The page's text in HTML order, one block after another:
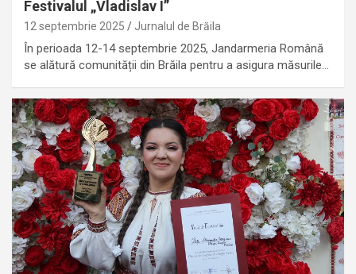
Festivalul „Vladislav I”
12 septembrie 2025 Jurnalul de Brăila
În perioada 12-14 septembrie 2025, Jandarmeria Română
se alătură comunității din Brăila pentru a asigura măsurile…